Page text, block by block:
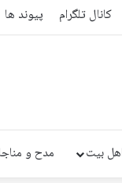
کانال تلگرام پیوند ها
بیت مدح و